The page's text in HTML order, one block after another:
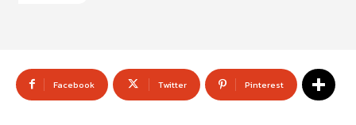
Facebook Twitter Pinterest